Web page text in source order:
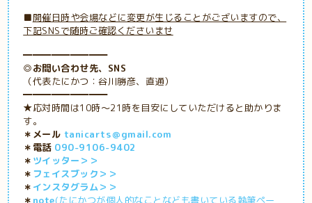
■開催日時や会場などに変更が生じることがございますので、
下記SNSで随時ご確認くださいませ
━━━━━━━━━
◎お問い合わせ先、SNS
（代表たにかつ：谷川勝彦、直通）
━━━━━━━━━
★応対時間は10時～21時を目安にしていただけると助かりま
す。
＊メール tanicarts＠gmail.com
＊電話 090-9106-9402
＊ ツイッター＞＞
＊ フェイスブック＞＞
＊ インスタグラム＞＞
＊ note(たにかつが個人的なことなども書いている執筆ペー